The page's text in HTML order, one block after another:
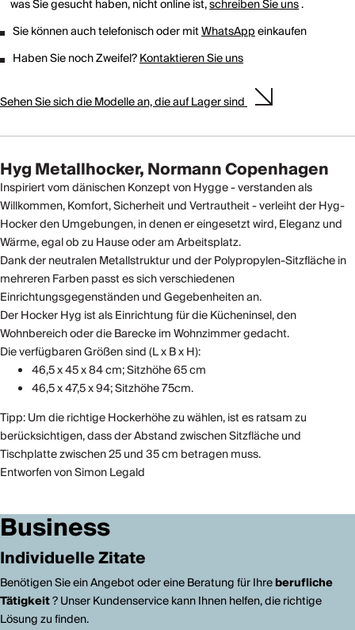
was Sie gesucht haben, nicht online ist,schreiben Sie uns.
Sie können auch telefonisch oder mitWhatsAppeinkaufen
Haben Sie noch Zweifel?Kontaktieren Sie uns
Sehen Sie sich die Modelle an, die auf Lager sind
Hyg Metallhocker, Normann Copenhagen
Inspiriert vom dänischen Konzept von Hygge - verstanden als
Willkommen, Komfort, Sicherheit und Vertrautheit - verleiht der Hyg-
Hocker den Umgebungen, in denen er eingesetzt wird, Eleganz und
Wärme, egal ob zu Hause oder am Arbeitsplatz.
Dank der neutralen Metallstruktur und der Polypropylen-Sitzfläche in
mehreren Farben passt es sich verschiedenen
Einrichtungsgegenständen und Gegebenheiten an.
Der Hocker Hyg ist als Einrichtung für die Kücheninsel, den
Wohnbereich oder die Barecke im Wohnzimmer gedacht.
Die verfügbaren Größen sind (L x B x H):
46,5 x 45 x 84 cm; Sitzhöhe 65 cm
46,5 x 47,5 x 94; Sitzhöhe 75cm.
Tipp: Um die richtige Hockerhöhe zu wählen, ist es ratsam zu
berücksichtigen, dass der Abstand zwischen Sitzfläche und
Tischplatte zwischen 25 und 35 cm betragen muss.
Entworfen von Simon Legald
Business
Individuelle Zitate
Benötigen Sie ein Angebot oder eine Beratung für Ihreberufliche
Tätigkeit? Unser Kundenservice kann Ihnen helfen, die richtige
Lösung zu finden.